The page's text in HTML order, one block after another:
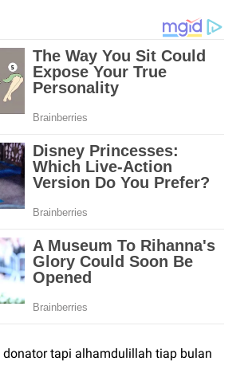
donator tapi alhamdulillah tiap bulan